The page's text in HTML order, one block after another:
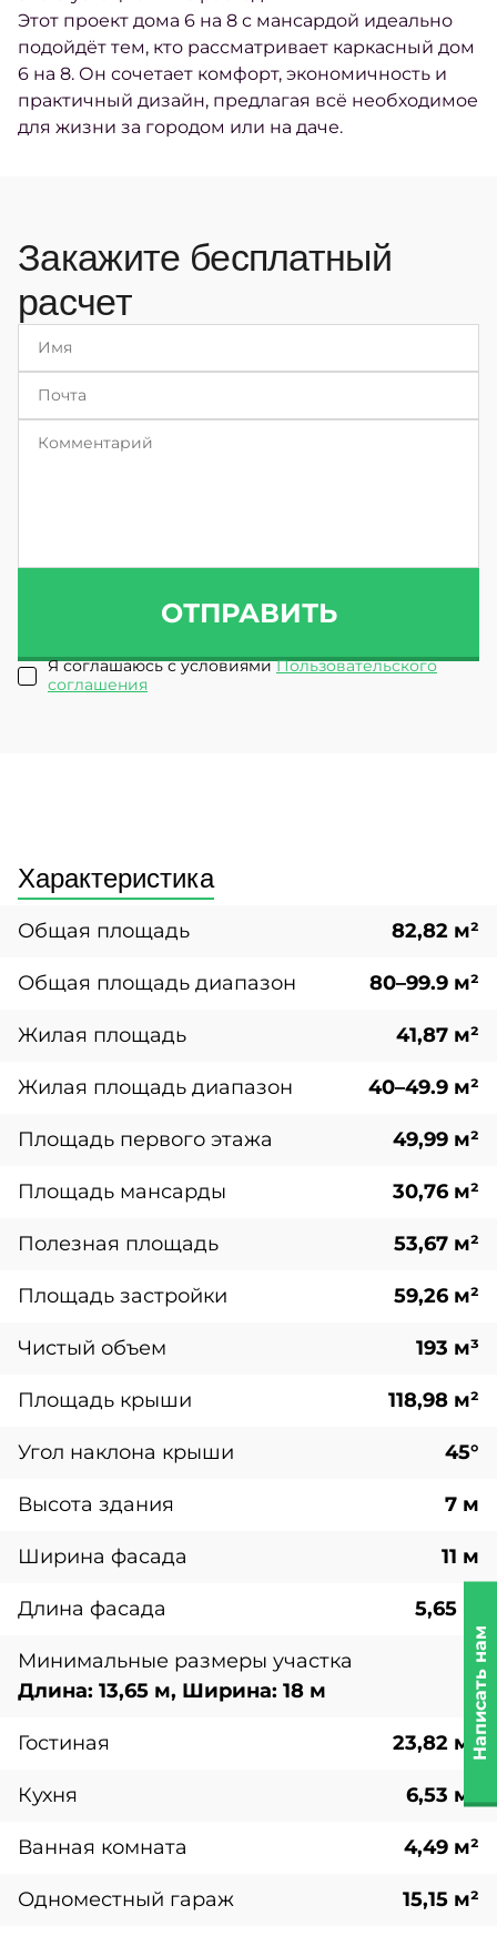
Этот проект дома 6 на 8 с мансардой идеально
подойдёт тем, кто рассматривает каркасный дом
6 на 8. Он сочетает комфорт, экономичность и
практичный дизайн, предлагая всё необходимое
для жизни за городом или на даче.
Закажите бесплатный
расчет
ОТПРАВИТЬ
Я соглашаюсь с условиямиПользовательского
соглашения
Характеристика
Общая площадь 82,82 м²
Общая площадь диапазон 80–99.9 м²
Жилая площадь 41,87 м²
Жилая площадь диапазон 40–49.9 м²
Площадь первого этажа 49,99 м²
Площадь мансарды 30,76 м²
Полезная площадь 53,67 м²
Площадь застройки 59,26 м²
Чистый объем 193 м³
Площадь крыши 118,98 м²
Угол наклона крыши 45°
Высота здания 7 м
Ширина фасада 11 м
Длина фасада 5,65 м
Минимальные размеры участка
Длина: 13,65 м, Ширина: 18 м
Гостиная 23,82 м²
Кухня 6,53 м²
Ванная комната 4,49 м²
Одноместный гараж 15,15 м²
Написать нам